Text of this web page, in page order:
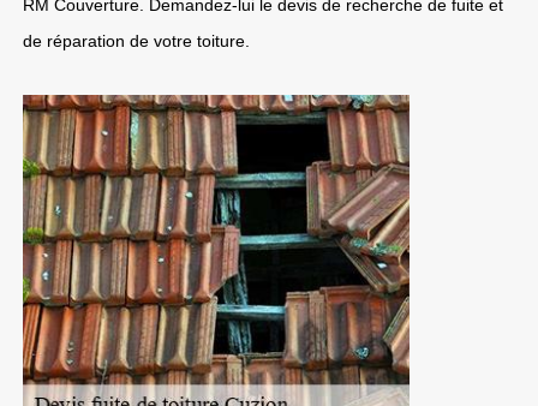
RM Couverture. Demandez-lui le devis de recherche de fuite et
de réparation de votre toiture.